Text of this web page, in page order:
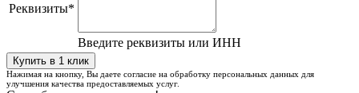
Реквизиты*
Введите реквизиты или ИНН
Нажимая на кнопку, Вы даете согласие на обработку персональных данных для
улучшения качества предоставляемых услуг.